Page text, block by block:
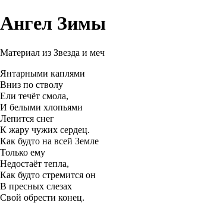
Ангел Зимы
Материал из Звезда и меч
Янтарными каплями
Вниз по стволу
Ели течёт смола,
И белыми хлопьями
Лепится снег
К жару чужих сердец.
Как будто на всей Земле
Только ему
Недостаёт тепла,
Как будто стремится он
В пресных слезах
Свой обрести конец.